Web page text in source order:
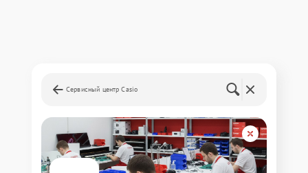
Сервисный центр Casio